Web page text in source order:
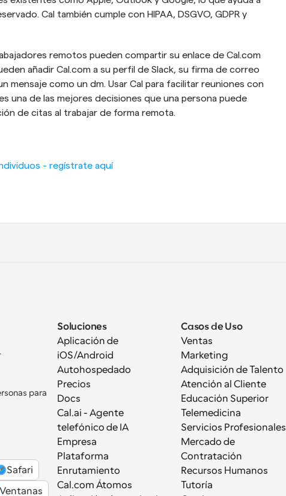
Cal también cumple con HIPAA, DSGVO, GDPR y
remotos pueden compartir su enlace de Cal.com
añadir Cal.com a su perfil de Slack, su firma de correo
mensaje como un dm. Usar Cal para facilitar reuniones con
una de las mejores decisiones que una persona puede
de citas al trabajar de forma remota.
- regístrate aquí
para
Safari
Ventanas
Soluciones
Aplicación de
iOS/Android
Autohospedado
Precios
Docs
Cal.ai - Agente
telefónico de IA
Empresa
Plataforma
Enrutamiento
Cal.com Átomos
Casos de Uso
Ventas
Marketing
Adquisición de Talento
Atención al Cliente
Educación Superior
Telemedicina
Servicios Profesionales
Mercado de
Contratación
Recursos Humanos
Tutoría